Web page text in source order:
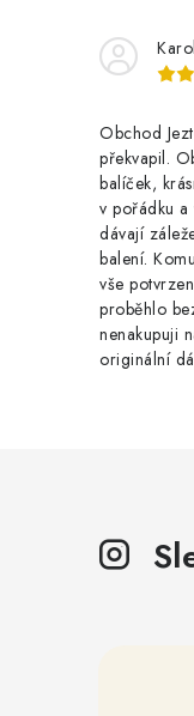
Obchod
překvapil.
balíček,
v pořádku a
dávají
balení.
vše
proběhlo
nenakupuji
originální